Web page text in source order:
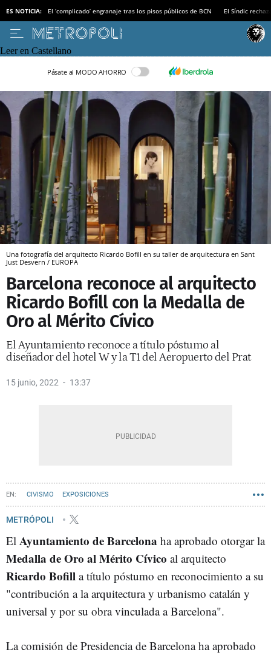
ES NOTICIA: El ‘complicado’ engranaje tras los pisos públicos de BCN El Síndic
Leer en Castellano
Pásate al MODO AHORRO
Una fotografía del arquitecto Ricardo Bofill en su taller de arquitectura en Sant
Just Desvern / EUROPA
Barcelona reconoce al arquitecto
Ricardo Bofill con la Medalla de
Oro al Mérito Cívico
El Ayuntamiento reconoce a título póstumo al
diseñador del hotel W y la T1 del Aeropuerto del Prat
15 junio, 2022 13:37
CIVISMO EXPOSICIONES
METRÓPOLI
El Ayuntamiento de Barcelona ha aprobado otorgar la
Medalla de Oro al Mérito Cívico al arquitecto
Ricardo Bofill a título póstumo en reconocimiento a su
"contribución a la arquitectura y urbanismo catalán y
universal y por su obra vinculada a Barcelona".
La comisión de Presidencia de Barcelona ha aprobado